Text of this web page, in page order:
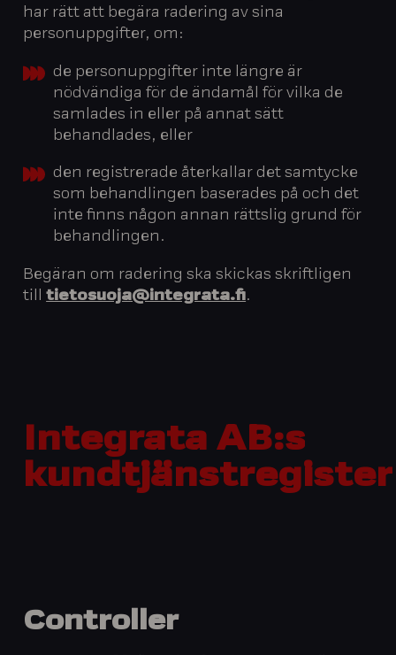
har rätt att begära radering av sina
personuppgifter, om:
de personuppgifter inte längre är
nödvändiga för de ändamål för vilka de
samlades in eller på annat sätt
behandlades, eller
den registrerade återkallar det samtycke
som behandlingen baserades på och det
inte finns någon annan rättslig grund för
behandlingen.
Begäran om radering ska skickas skriftligen
tilltietosuoja@integrata.fi.
Integrata AB:s
kundtjänstregister
Controller